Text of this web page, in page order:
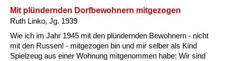
Mit plündernden Dorfbewohnern mitgezogen
Ruth Linko, Jg. 1939
Wie ich im Jahr 1945 mit den plündernden Bewohnern - nicht
mit den Russen! - mitgezogen bin und mir selber als Kind
Spielzeug aus einer Wohnung mitgenommen habe: Wir sind